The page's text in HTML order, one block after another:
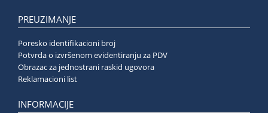
PREUZIMANJE
Poresko identifikacioni broj
Potvrda o izvršenom evidentiranju za PDV
Obrazac za jednostrani raskid ugovora
Reklamacioni list
INFORMACIJE